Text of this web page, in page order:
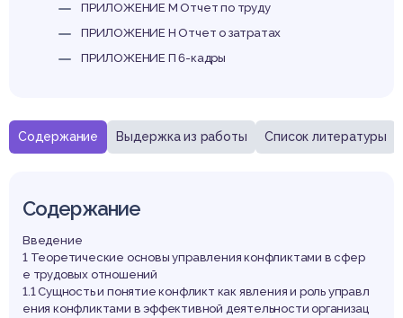
Содержание Выдержка из работы Список литературы
Содержание
Введение
1 Теоретические основы управления конфликтами в сфер
е трудовых отношений
1.1 Сущность и понятие конфликт как явления и роль управл
ения конфликтами в эффективной деятельности организац
ПРИЛОЖЕНИЕ М Отчет по труду
ПРИЛОЖЕНИЕ Н Отчет о затратах
ПРИЛОЖЕНИЕ П 6-кадры